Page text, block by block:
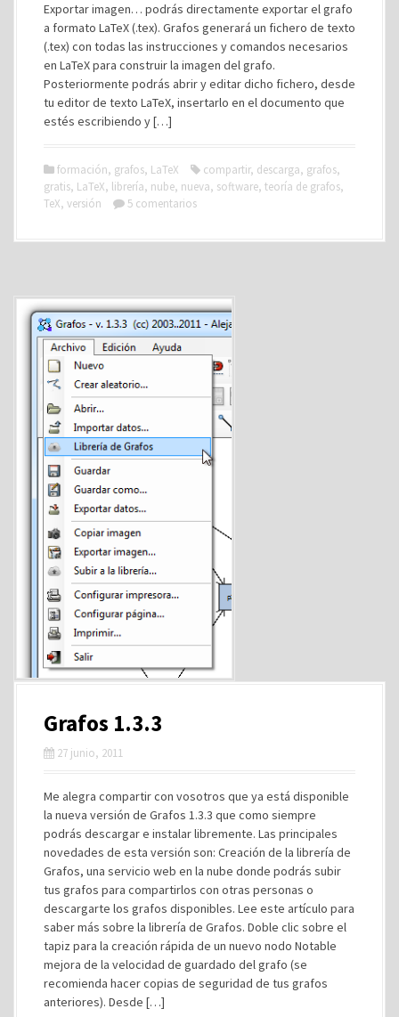
Exportar imagen… podrás directamente exportar el grafo
a formato LaTeX (.tex). Grafos generará un fichero de texto
(.tex) con todas las instrucciones y comandos necesarios
en LaTeX para construir la imagen del grafo.
Posteriormente podrás abrir y editar dicho fichero, desde
tu editor de texto LaTeX, insertarlo en el documento que
estés escribiendo y […]
formación, grafos, LaTeX compartir, descarga, grafos,
gratis, LaTeX, librería, nube, nueva, software, teoría de grafos,
TeX, versión 5 comentarios
Grafos 1.3.3
27 junio, 2011
Me alegra compartir con vosotros que ya está disponible
la nueva versión de Grafos 1.3.3 que como siempre
podrás descargar e instalar libremente. Las principales
novedades de esta versión son: Creación de la librería de
Grafos, una servicio web en la nube donde podrás subir
tus grafos para compartirlos con otras personas o
descargarte los grafos disponibles. Lee este artículo para
saber más sobre la librería de Grafos. Doble clic sobre el
tapiz para la creación rápida de un nuevo nodo Notable
mejora de la velocidad de guardado del grafo (se
recomienda hacer copias de seguridad de tus grafos
anteriores). Desde […]